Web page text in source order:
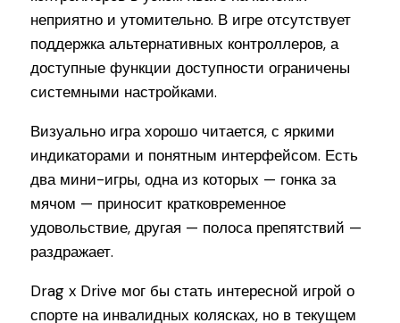
неприятно и утомительно. В игре отсутствует
поддержка альтернативных контроллеров, а
доступные функции доступности ограничены
системными настройками.
Визуально игра хорошо читается, с яркими
индикаторами и понятным интерфейсом. Есть
два мини-игры, одна из которых — гонка за
мячом — приносит кратковременное
удовольствие, другая — полоса препятствий —
раздражает.
Drag x Drive мог бы стать интересной игрой о
спорте на инвалидных колясках, но в текущем